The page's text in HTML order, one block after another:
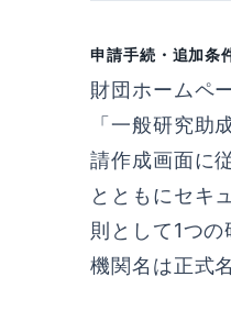
申請手続・追加条
財団ホームペ
「一般研究助
請作成画面に
とともにセキ
則として1つ
機関名は正式